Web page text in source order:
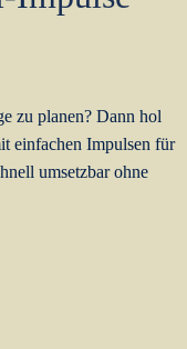
zu planen? Dann hol
einfachen Impulsen für
umsetzbar ohne